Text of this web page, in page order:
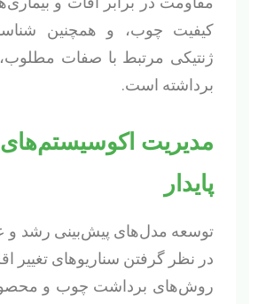
کیفیت چوب، و همچنین
ژنتیکی مرتبط با صفات مطلوب،
برداشته است.
مدیریت
پایدار
توسعه مدل‌های پیش‌بینی رشد و
در نظر گرفتن سناریوهای تغییر
روش‌های برداشت چوب و